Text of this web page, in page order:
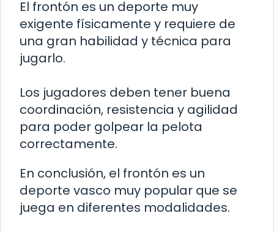
El frontón es un deporte muy
exigente físicamente y requiere de
una gran habilidad y técnica para
jugarlo.
Los jugadores deben tener buena
coordinación, resistencia y agilidad
para poder golpear la pelota
correctamente.
En conclusión, el frontón es un
deporte vasco muy popular que se
juega en diferentes modalidades.